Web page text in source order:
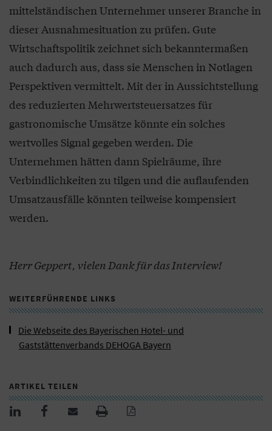
mittelständischen Unternehmer unserer Branche in
dieser Ausnahmesituation zu prüfen. Gute
Wirtschaftspolitik zeichnet sich bekanntermaßen
auch dadurch aus, dass sie Menschen in Notlagen
Perspektiven vermittelt. Mit der in Aussichtstellung
des reduzierten Mehrwertsteuersatzes für
gastronomische Umsätze könnte ein solches
wertvolles Signal gegeben werden. Die
Unternehmen hätten dann Spielräume, ihre
Verbindlichkeiten zu tilgen und die auflaufenden
Umsatzausfälle könnten teilweise kompensiert
werden.
Herr Geppert, vielen Dank für das Interview!
WEITERFÜHRENDE LINKS
Die Webseite des Bayerischen Hotel- und
Gaststättenverbands DEHOGA Bayern
ARTIKEL TEILEN